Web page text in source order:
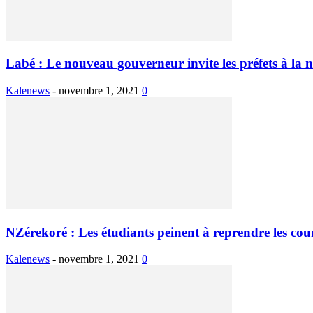
Labé : Le nouveau gouverneur invite les préfets à la
Kalenews - novembre 1, 2021 0
NZérekoré : Les étudiants peinent à reprendre les
Kalenews - novembre 1, 2021 0